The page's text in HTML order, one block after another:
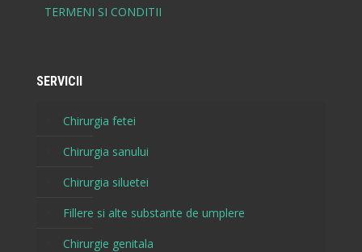
TERMENI SI CONDITII
SERVICII
Chirurgia fetei
Chirurgia sanului
Chirurgia siluetei
Fillere si alte substante de umplere
Chirurgie genitala